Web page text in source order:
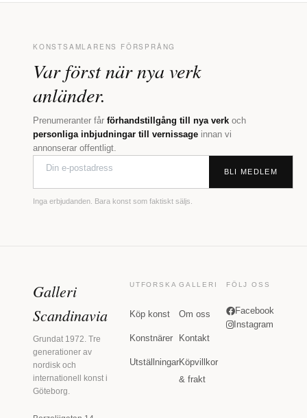
KONSTSAMLARENS FÖRSPRÅNG
Var först när nya verk
anländer.
Prenumeranter får förhandstillgång till nya verk och
personliga inbjudningar till vernissage innan vi
annonserar offentligt.
BLI MEDLEM
Inga erbjudanden. Bara konst som faktiskt säljs.
Galleri
Scandinavia
Grundat 1972. Tre
generationer av
nordisk och
internationell konst i
Göteborg.
UTFORSKA
Köp konst
Konstnärer
Utställningar
GALLERI
Om oss
Kontakt
Köpvillkor
& frakt
FÖLJ OSS
Facebook
Instagram